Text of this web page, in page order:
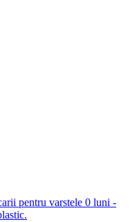
pentru varstele 0 luni -